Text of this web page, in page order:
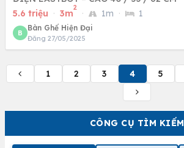
CÔNG CỤ TÌM KIẾM
5.6 triệu · 3m
2
· 1m · 1
B
Bàn Ghế Hiện Đại
Đăng 27/05/2025
1 2 3 4 5